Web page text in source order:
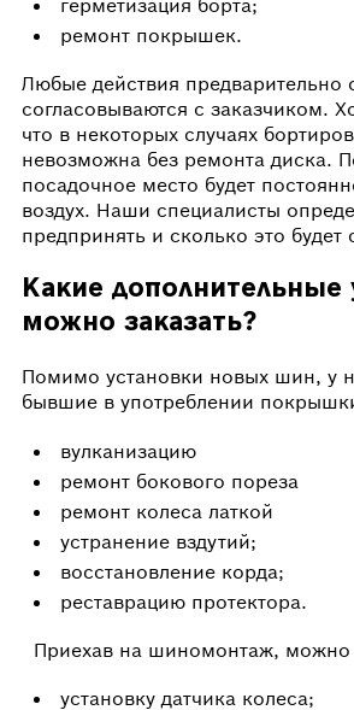
ремонт покрышек.
Любые действия предварительно
согласовываются с заказчиком.
что в некоторых случаях
невозможна без ремонта диска.
посадочное место будет
воздух. Наши специалисты
предпринять и сколько это будет
Какие дополнительные
можно заказать?
Помимо установки новых шин, у
бывшие в употреблении
вулканизацию
ремонт бокового пореза
ремонт колеса латкой
устранение вздутий;
восстановление корда;
реставрацию протектора.
Приехав на шиномонтаж, можно
установку датчика колеса;